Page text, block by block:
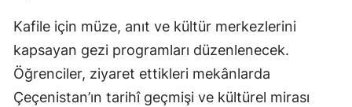
Kafile için müze, anıt ve kültür merkezlerini
kapsayan gezi programları düzenlenecek.
Öğrenciler, ziyaret ettikleri mekânlarda
Çeçenistan’ın tarihî geçmişi ve kültürel mirası